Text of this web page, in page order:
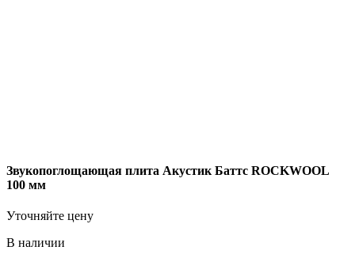
Звукопоглощающая плита Акустик Баттс ROCKWOOL
100 мм
Уточняйте цену
В наличии